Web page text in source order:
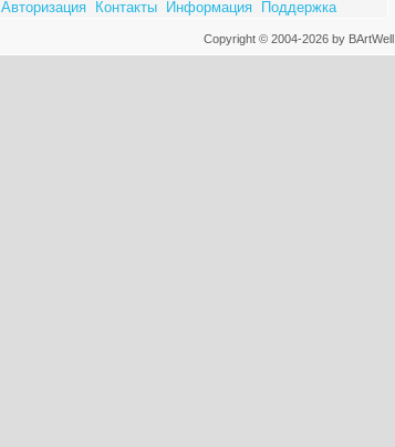
Авторизация Контакты Информация Поддержка
Copyright © 2004-2026 by BArtWell